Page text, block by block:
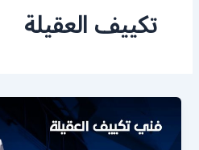
تكييف العقيلة